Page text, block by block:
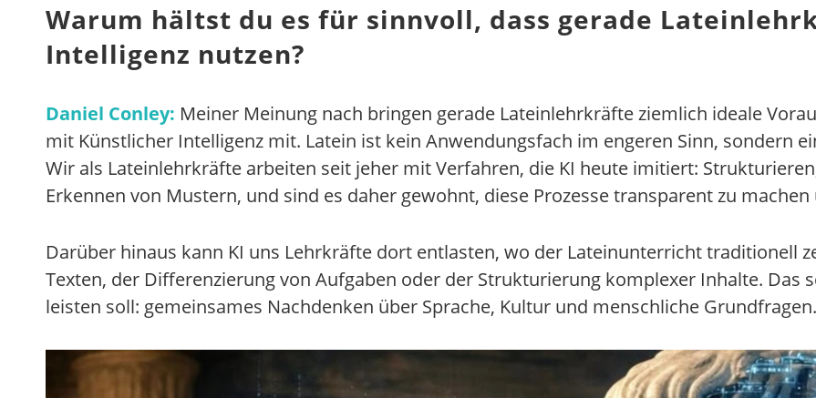
Warum hältst du es für sinnvoll, dass gerade
Intelligenz nutzen?
Daniel Conley: Meiner Meinung nach bringen gerade Lateinlehrkräfte ziemlich ideale
mit Künstlicher Intelligenz mit. Latein ist kein Anwendungsfach im engeren Sinn, sondern
Wir als Lateinlehrkräfte arbeiten seit jeher mit Verfahren, die KI heute imitiert:
Erkennen von Mustern, und sind es daher gewohnt, diese Prozesse transparent zu
Darüber hinaus kann KI uns Lehrkräfte dort entlasten, wo der Lateinunterricht traditionell
Texten, der Differenzierung von Aufgaben oder der Strukturierung komplexer Inhalte. Das
leisten soll: gemeinsames Nachdenken über Sprache, Kultur und menschliche Grundfragen.